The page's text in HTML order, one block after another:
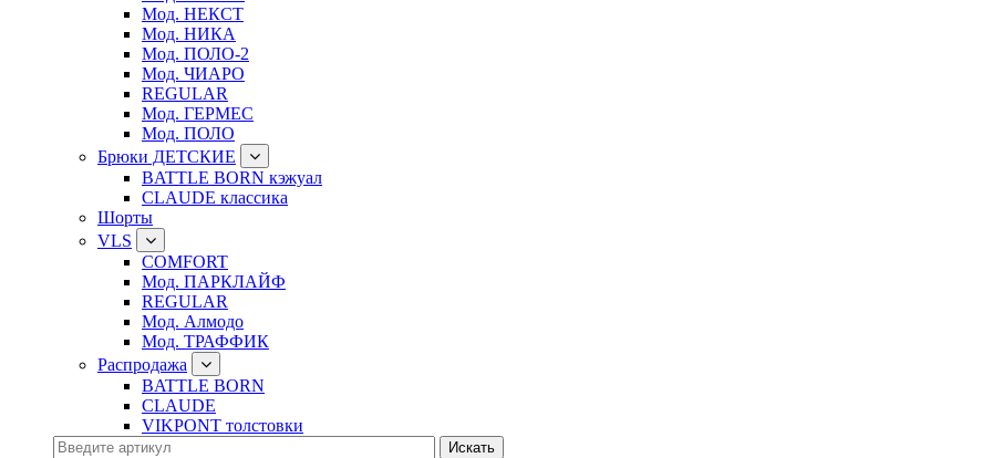
Мод. НЕКСТ
Мод. НИКА
Мод. ПОЛО-2
Мод. ЧИАРО
REGULAR
Мод. ГЕРМЕС
Мод. ПОЛО
Брюки ДЕТСКИЕ
BATTLE BORN кэжуал
CLAUDE классика
Шорты
VLS
COMFORT
Мод. ПАРКЛАЙФ
REGULAR
Мод. Алмодо
Мод. ТРАФФИК
Распродажа
BATTLE BORN
CLAUDE
VIKPONT толстовки